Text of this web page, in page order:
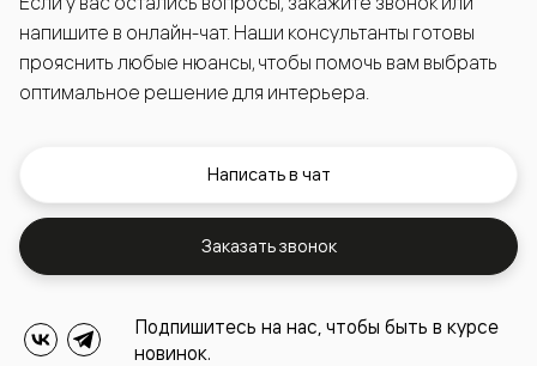
напишите в онлайн-чат. Наши консультанты готовы
прояснить любые нюансы, чтобы помочь вам выбрать
оптимальное решение для интерьера.
Написать в чат
Заказать звонок
Подпишитесь на нас, чтобы быть в курсе
новинок.